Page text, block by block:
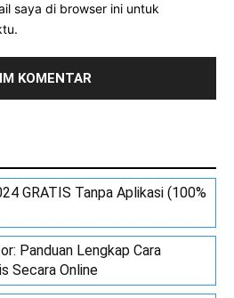
saya di browser ini untuk
GRATIS Tanpa Aplikasi (100%
Panduan Lengkap Cara
Secara Online